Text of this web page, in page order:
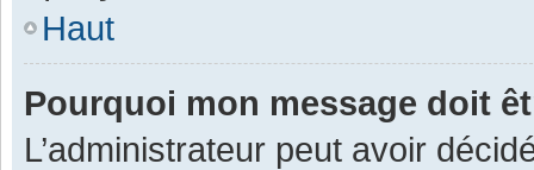
Haut
Pourquoi mon message doit
L’administrateur peut avoir